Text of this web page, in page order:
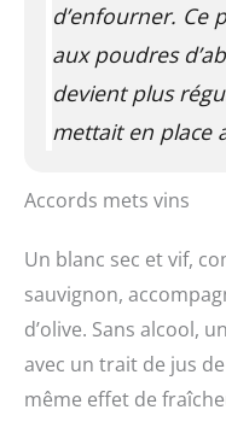
d’enfourner. Ce
aux poudres
devient plus
mettait en place
Accords mets vins
Un blanc sec et vif,
sauvignon,
d’olive. Sans alcool,
avec un trait de jus
même effet de